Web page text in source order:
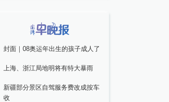
封面｜08奥运年出生的孩子成人了
上海、浙江局地明将有特大暴雨
新疆部分景区自驾服务费改成按车
收